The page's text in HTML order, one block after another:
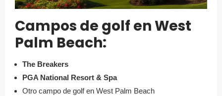
Campos de golf en West
Palm Beach:
The Breakers
PGA National Resort & Spa
Otro campo de golf en West Palm Beach